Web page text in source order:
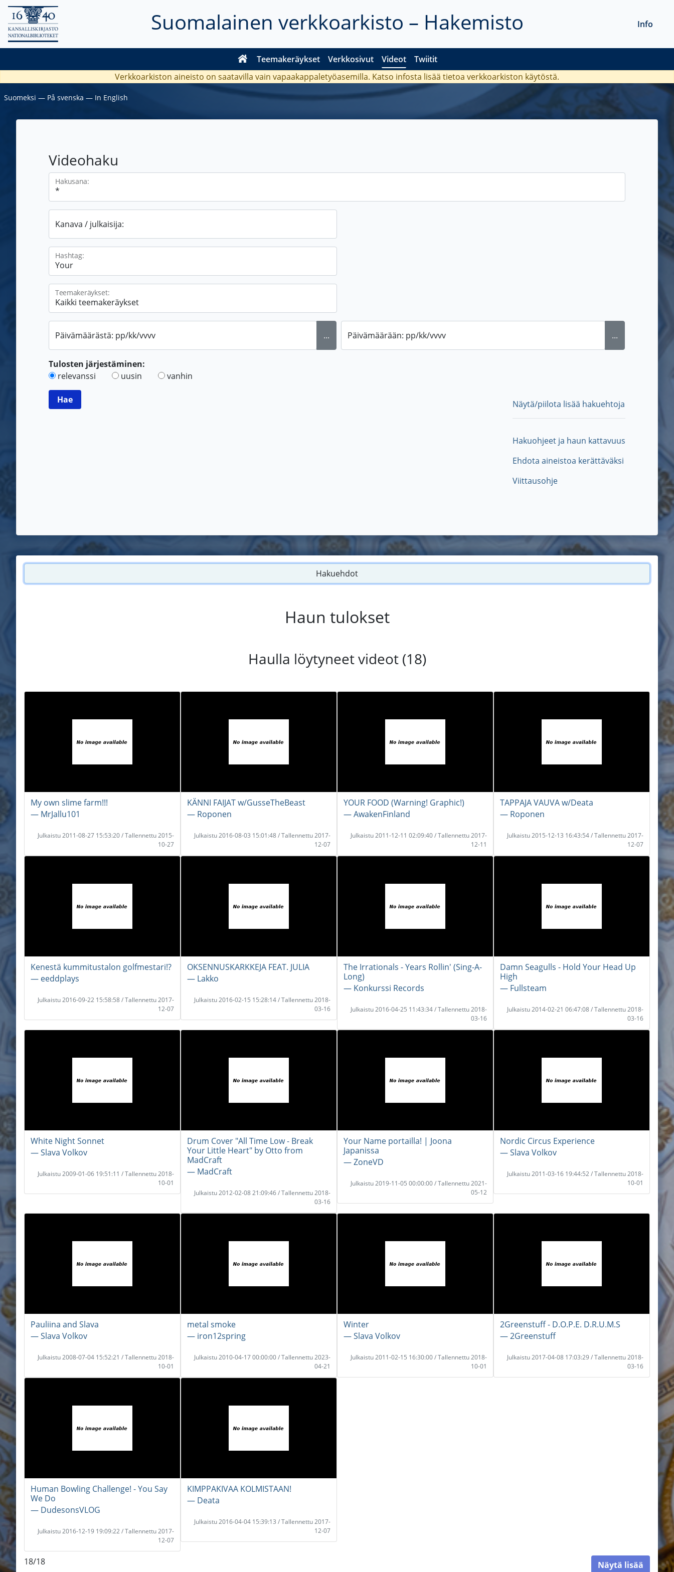
Suomalainen verkkoarkisto – Hakemisto
Teemakeräykset Verkkosivut Videot Twiitit
Info
Verkkoarkiston aineisto on saatavilla vain vapaakappaletyöasemilla. Katso infosta lisää tietoa verkkoarkiston käytöstä.
Suomeksi ― På svenska ― In English
Videohaku
Hakusana:
Kanava / julkaisija:
Hashtag:
Teemakeräykset:
Päivämäärästä: pp/kk/vvvv ... Päivämäärään: pp/kk/vvvv ...
Tulosten järjestäminen:
relevanssi
uusin vanhin
Näytä/piilota lisää hakuehtoja
Hakuohjeet ja haun kattavuus
Ehdota aineistoa kerättäväksi
Viittausohje
Hakuehdot
Haun tulokset
Haulla löytyneet videot (18)
My own slime farm!!!
― MrJallu101
Julkaistu 2011-08-27 15:53:20 / Tallennettu 2015-
10-27
KÄNNI FAIJAT w/GusseTheBeast
― Roponen
Julkaistu 2016-08-03 15:01:48 / Tallennettu 2017-
12-07
YOUR FOOD (Warning! Graphic!)
― AwakenFinland
Julkaistu 2011-12-11 02:09:40 / Tallennettu 2017-
12-11
TAPPAJA VAUVA w/Deata
― Roponen
Julkaistu 2015-12-13 16:43:54 / Tallennettu 2017-
12-07
Kenestä kummitustalon golfmestari!?
― eeddplays
Julkaistu 2016-09-22 15:58:58 / Tallennettu 2017-
12-07
OKSENNUSKARKKEJA FEAT. JULIA
― Lakko
Julkaistu 2016-02-15 15:28:14 / Tallennettu 2018-
03-16
The Irrationals - Years Rollin' (Sing-A-
Long)
― Konkurssi Records
Julkaistu 2016-04-25 11:43:34 / Tallennettu 2018-
03-16
Damn Seagulls - Hold Your Head Up
High
― Fullsteam
Julkaistu 2014-02-21 06:47:08 / Tallennettu 2018-
03-16
White Night Sonnet
― Slava Volkov
Julkaistu 2009-01-06 19:51:11 / Tallennettu 2018-
10-01
Drum Cover "All Time Low - Break
Your Little Heart" by Otto from
MadCraft
― MadCraft
Julkaistu 2012-02-08 21:09:46 / Tallennettu 2018-
03-16
Your Name portailla! | Joona
Japanissa
― ZoneVD
Julkaistu 2019-11-05 00:00:00 / Tallennettu 2021-
05-12
Nordic Circus Experience
― Slava Volkov
Julkaistu 2011-03-16 19:44:52 / Tallennettu 2018-
10-01
Pauliina and Slava
― Slava Volkov
Julkaistu 2008-07-04 15:52:21 / Tallennettu 2018-
10-01
metal smoke
― iron12spring
Julkaistu 2010-04-17 00:00:00 / Tallennettu 2023-
04-21
Winter
― Slava Volkov
Julkaistu 2011-02-15 16:30:00 / Tallennettu 2018-
10-01
2Greenstuff - D.O.P.E. D.R.U.M.S
― 2Greenstuff
Julkaistu 2017-04-08 17:03:29 / Tallennettu 2018-
03-16
Human Bowling Challenge! - You Say
We Do
― DudesonsVLOG
Julkaistu 2016-12-19 19:09:22 / Tallennettu 2017-
12-07
KIMPPAKIVAA KOLMISTAAN!
― Deata
Julkaistu 2016-04-04 15:39:13 / Tallennettu 2017-
12-07
18/18 Näytä lisää